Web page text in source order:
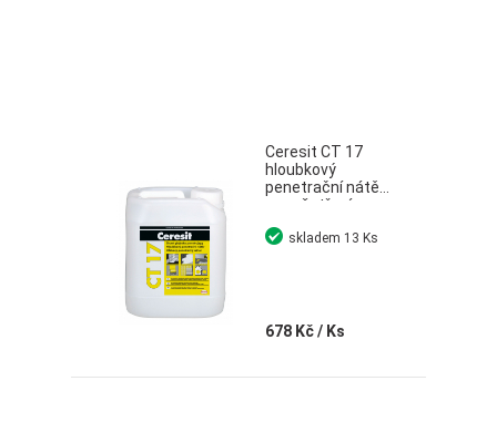
Ceresit CT 17
hloubkový
penetrační nátěr
pro ošetření
savých podkladů
5 l
678 Kč/ Ks
skladem 13 Ks